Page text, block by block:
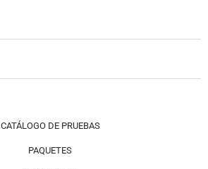
CATÁLOGO DE PRUEBAS
PAQUETES